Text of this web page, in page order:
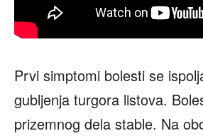
Prvi simptomi bolesti se
gubljenja turgora listova.
prizemnog dela stable. Na